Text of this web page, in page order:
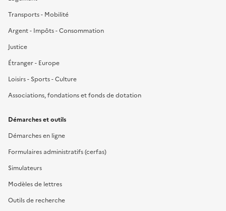
Transports - Mobilité
Argent - Impôts - Consommation
Justice
Étranger - Europe
Loisirs - Sports - Culture
Associations, fondations et fonds de dotation
Démarches et outils
Démarches en ligne
Formulaires administratifs (cerfas)
Simulateurs
Modèles de lettres
Outils de recherche